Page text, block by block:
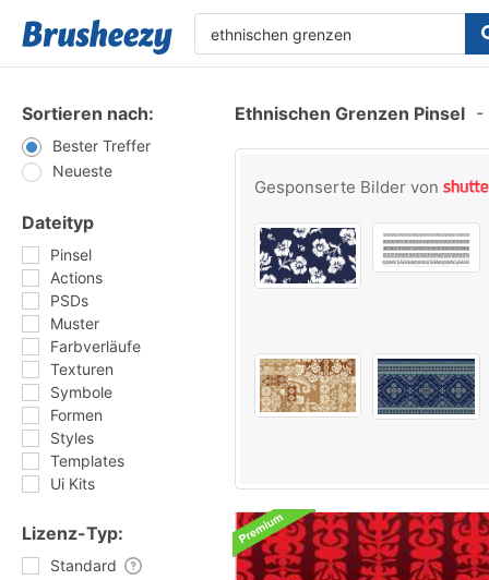
Sortieren nach:
Bester Treffer
Neueste
Dateityp
Pinsel
Actions
PSDs
Muster
Farbverläufe
Texturen
Symbole
Formen
Styles
Templates
Ui Kits
Lizenz-Typ:
Standard
Ethnischen Grenzen Pinsel -
Gesponserte Bilder von